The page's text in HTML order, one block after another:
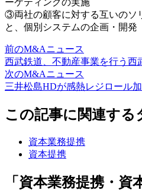
③両社の顧客に対する互いのソ
と、個別システムの企画・開発
前のM&Aニュース
西武鉄道、不動産事業を行う西
次のM&Aニュース
三井松島HDが感熱レジロール
この記事に関連する
資本業務提携
資本提携
「資本業務提携・資